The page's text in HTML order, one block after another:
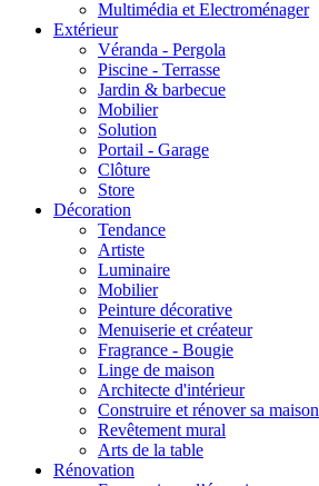
Multimédia et Electroménager
Extérieur
Véranda - Pergola
Piscine - Terrasse
Jardin & barbecue
Mobilier
Solution
Portail - Garage
Clôture
Store
Décoration
Tendance
Artiste
Luminaire
Mobilier
Peinture décorative
Menuiserie et créateur
Fragrance - Bougie
Linge de maison
Architecte d'intérieur
Construire et rénover sa maison
Revêtement mural
Arts de la table
Rénovation